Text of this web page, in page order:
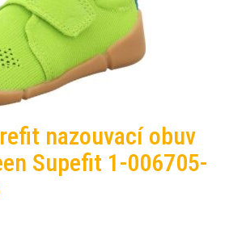
nazouvací obuv
Supefit 1-006705-